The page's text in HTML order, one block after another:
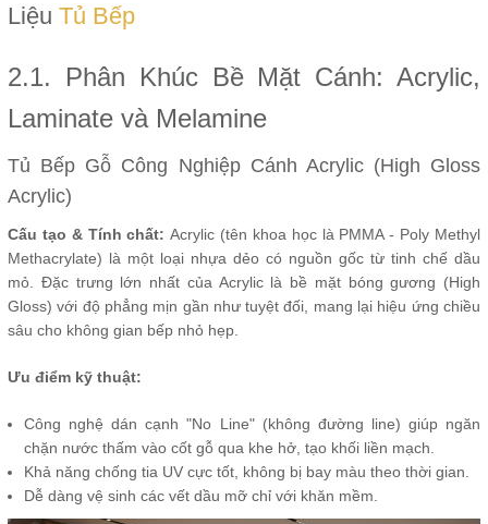
Liệu Tủ Bếp
2.1. Phân Khúc Bề Mặt Cánh: Acrylic,
Laminate và Melamine
Tủ Bếp Gỗ Công Nghiệp Cánh Acrylic (High Gloss
Acrylic)
Cấu tạo & Tính chất: Acrylic (tên khoa học là PMMA - Poly Methyl
Methacrylate) là một loại nhựa dẻo có nguồn gốc từ tinh chế dầu
mỏ. Đặc trưng lớn nhất của Acrylic là bề mặt bóng gương (High
Gloss) với độ phẳng mịn gần như tuyệt đối, mang lại hiệu ứng chiều
sâu cho không gian bếp nhỏ hẹp.
Ưu điểm kỹ thuật:
Công nghệ dán cạnh "No Line" (không đường line) giúp ngăn
chặn nước thấm vào cốt gỗ qua khe hở, tạo khối liền mạch.
Khả năng chống tia UV cực tốt, không bị bay màu theo thời gian.
Dễ dàng vệ sinh các vết dầu mỡ chỉ với khăn mềm.